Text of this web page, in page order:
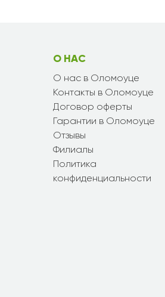
О НАС
О нас в Оломоуце
Контакты в Оломоуце
Договор оферты
Гарантии в Оломоуце
Отзывы
Филиалы
Политика
конфиденциальности